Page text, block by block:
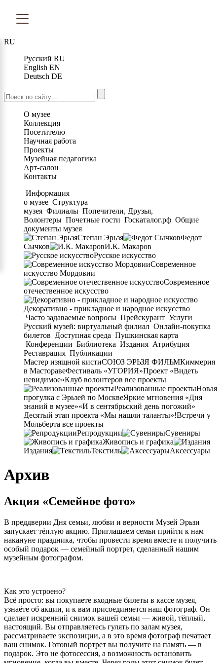
RU
Русский RU
English EN
Deutsch DE
О музее
Коллекция
Посетителю
Научная работа
Проекты
Музейная педагогика
Арт-салон
Контакты
Информация
о музее Структура
музея Филиалы Попечители, Друзья,
Волонтеры Почетные гости Госкаталог.рф Общие
документы музея
Степан Эрьзя
Федот
Сычков
И.К. Макаров
Русское искусство
Современное
искусство Мордовии
Современное
отечественное искусство
Декоративно - прикладное и народное искусство
Часто задаваемые вопросы Прейскурант Услуги
Русский музей: виртуальный филиал Онлайн-покупка
билетов Доступная среда Пушкинская карта
Конференции Библиотека Издания Атрибуция
Реставрация Публикации
Мастер изящной кистиСОЮЗ ЭРЬЗЯ ФИЛЬМКиммерия
в МасторавеФестиваль «УГОРИЯ»Проект «Видеть
невидимое»Клуб волонтеров все проекты
Реализованные проектыНовая
прогулка с Эрьзей по МосквеЯркие мгновения «Дня
знаний в музее»«И в сентябрьский день погожий»
Десятый этап проекта «Мы нашли таланты»!Встречи у
Мольберта все проекты
Репродукции
Сувениры
Живопись и графика
Издания
Текстиль Аксессуары
Архив
Акция «Семейное фото»
В преддверии Дня семьи, любви и верности Музей Эрьзи
запускает тёплую акцию. Приглашаем семьи прийти к нам
накануне праздника, чтобы провести время вместе и получить
особый подарок — семейный портрет, сделанный нашим
музейным фотографом.
Как это устроено?
Всё просто: вы покупаете входные билеты в кассе музея,
узнаёте об акции, и к вам присоединяется наш фотограф. Он
сделает искренний снимок вашей семьи — живой, тёплый,
настоящий. Вы отправляетесь гулять по залам музея,
рассматриваете экспозиции, а в это время фотограф печатает
ваш снимок. Готовый портрет вы получите на память — в
подарок. Это не фотосессия, а возможность остановить